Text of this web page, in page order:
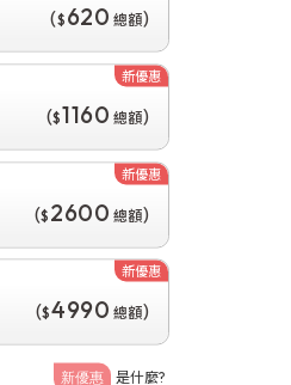
( 620 )
( 1160 )
( 2600 )
( 4990 )
新優惠 是什麼?